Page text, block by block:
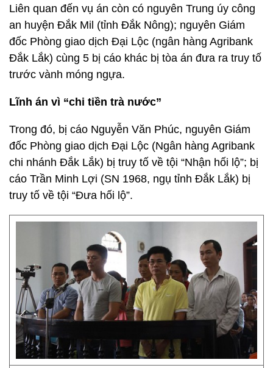
Liên quan đến vụ án còn có nguyên Trung úy công
an huyện Đắk Mil (tỉnh Đắk Nông); nguyên Giám
đốc Phòng giao dịch Đại Lộc (ngân hàng Agribank
Đắk Lắk) cùng 5 bị cáo khác bị tòa án đưa ra truy tố
trước vành móng ngựa.
Lĩnh án vì “chi tiền trà nước”
Trong đó, bị cáo Nguyễn Văn Phúc, nguyên Giám
đốc Phòng giao dịch Đại Lộc (Ngân hàng Agribank
chi nhánh Đắk Lắk) bị truy tố về tội “Nhận hối lộ”; bị
cáo Trần Minh Lợi (SN 1968, ngụ tỉnh Đắk Lắk) bị
truy tố về tội “Đưa hối lộ”.